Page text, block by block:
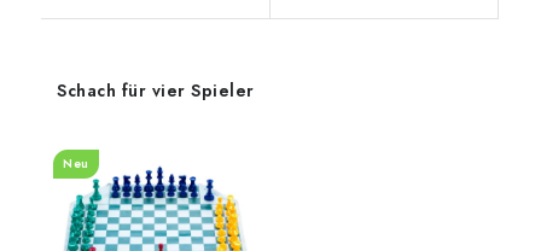
Schach für vier Spieler
Neu